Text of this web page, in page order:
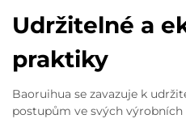
Udržitelné a
praktiky
Baoruihua se zavazuje k
postupům ve svých výrobních